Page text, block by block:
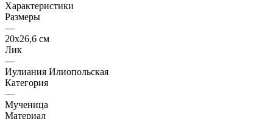
Характеристики
Размеры
—
20х26,6 см
Лик
—
Иулиания Илиопольская
Категория
—
Мученица
Материал